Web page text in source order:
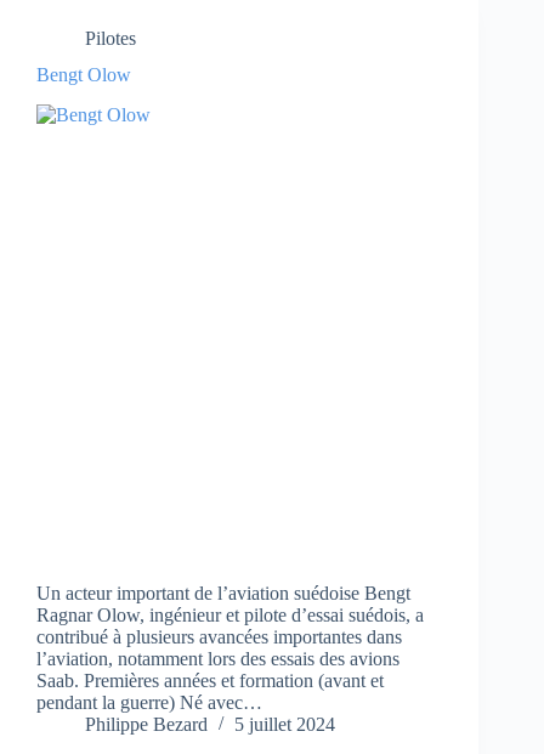
Pilotes
Bengt Olow
Un acteur important de l’aviation suédoise Bengt
Ragnar Olow, ingénieur et pilote d’essai suédois, a
contribué à plusieurs avancées importantes dans
l’aviation, notamment lors des essais des avions
Saab. Premières années et formation (avant et
pendant la guerre) Né avec…
Philippe Bezard
5 juillet 2024